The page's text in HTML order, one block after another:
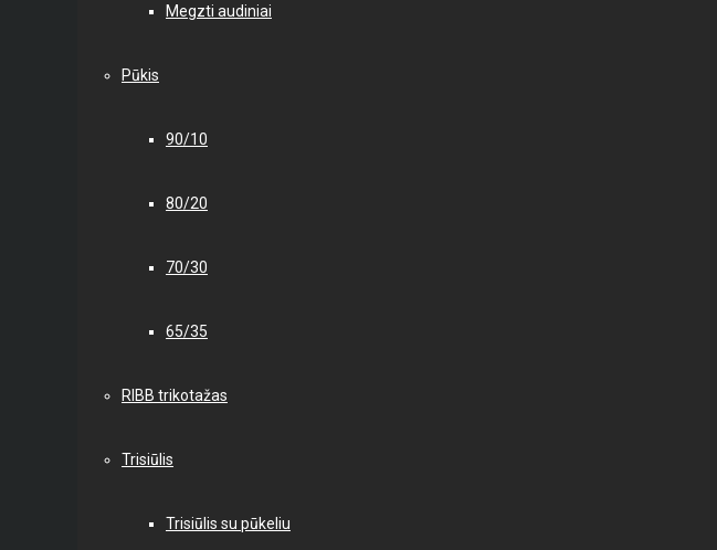
Megzti audiniai
Pūkis
90/10
80/20
70/30
65/35
RIBB trikotažas
Trisiūlis
Trisiūlis su pūkeliu